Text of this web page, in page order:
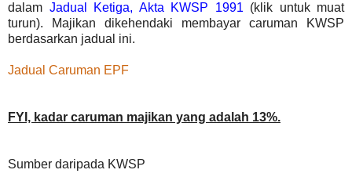
dalam Jadual Ketiga, Akta KWSP 1991 (klik untuk muat
turun). Majikan dikehendaki membayar caruman KWSP
berdasarkan jadual ini.
Jadual Caruman EPF
FYI, kadar caruman majikan yang adalah 13%.
Sumber daripada KWSP